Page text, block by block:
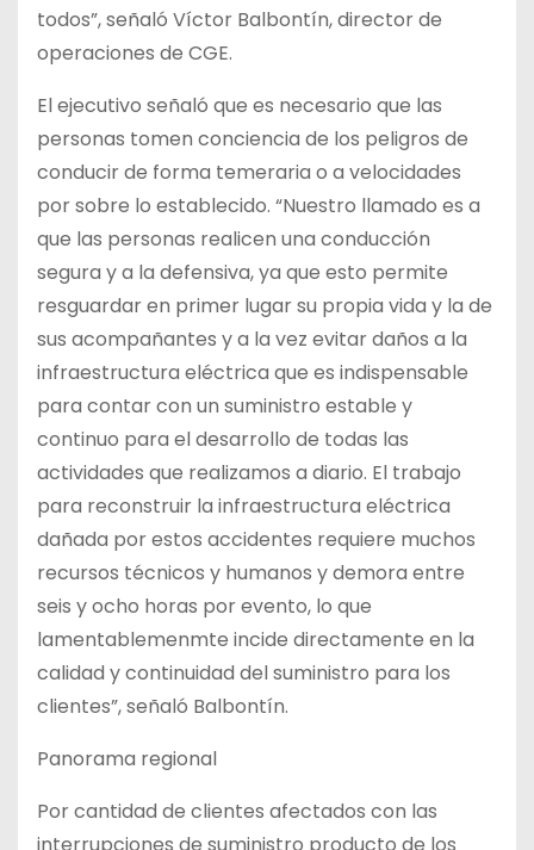
todos”, señaló Víctor Balbontín, director de
operaciones de CGE.
El ejecutivo señaló que es necesario que las
personas tomen conciencia de los peligros de
conducir de forma temeraria o a velocidades
por sobre lo establecido. “Nuestro llamado es a
que las personas realicen una conducción
segura y a la defensiva, ya que esto permite
resguardar en primer lugar su propia vida y la de
sus acompañantes y a la vez evitar daños a la
infraestructura eléctrica que es indispensable
para contar con un suministro estable y
continuo para el desarrollo de todas las
actividades que realizamos a diario. El trabajo
para reconstruir la infraestructura eléctrica
dañada por estos accidentes requiere muchos
recursos técnicos y humanos y demora entre
seis y ocho horas por evento, lo que
lamentablemenmte incide directamente en la
calidad y continuidad del suministro para los
clientes”, señaló Balbontín.
Panorama regional
Por cantidad de clientes afectados con las